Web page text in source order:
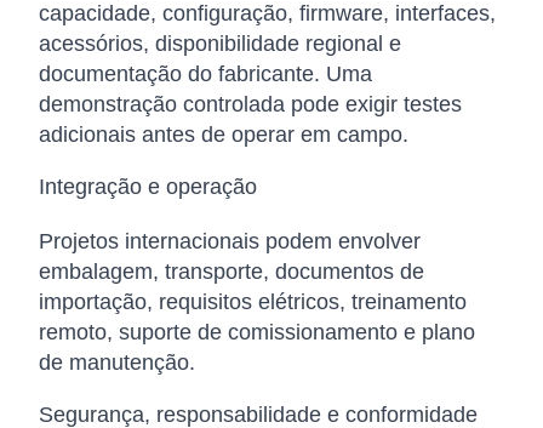
capacidade, configuração, firmware, interfaces,
acessórios, disponibilidade regional e
documentação do fabricante. Uma
demonstração controlada pode exigir testes
adicionais antes de operar em campo.
Integração e operação
Projetos internacionais podem envolver
embalagem, transporte, documentos de
importação, requisitos elétricos, treinamento
remoto, suporte de comissionamento e plano
de manutenção.
Segurança, responsabilidade e conformidade